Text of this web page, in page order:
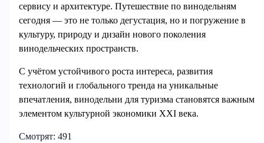
сервису и архитектуре. Путешествие по винодельням
сегодня — это не только дегустация, но и погружение в
культуру, природу и дизайн нового поколения
винодельческих пространств.
С учётом устойчивого роста интереса, развития
технологий и глобального тренда на уникальные
впечатления, винодельни для туризма становятся важным
элементом культурной экономики XXI века.
Смотрят: 491